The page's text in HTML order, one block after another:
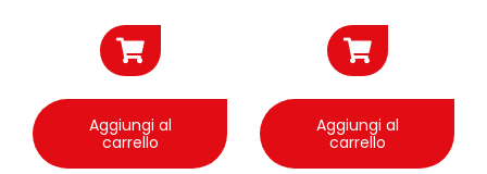
Aggiungi al
carrello
Aggiungi al
carrello